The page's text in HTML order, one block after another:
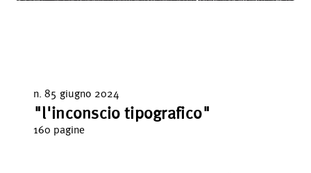
n. 85 giugno 2024
"l'inconscio tipografico"
160 pagine